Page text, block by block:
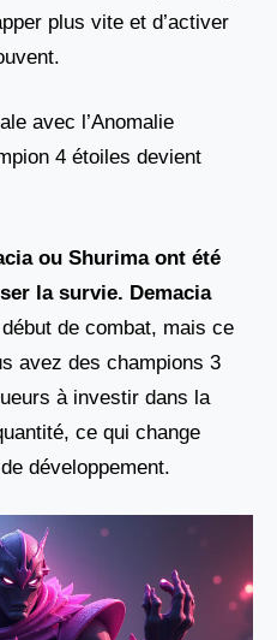
plus vite et d’activer
avec l’Anomalie
4 étoiles devient
ou Shurimaont été
la survie. Demacia
de combat, mais ce
avez des champions 3
à investir dans la
ce qui change
développement.